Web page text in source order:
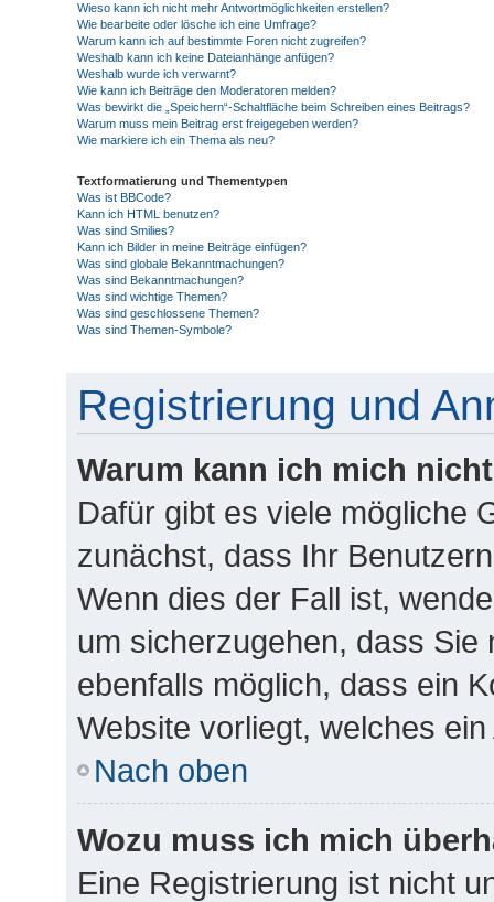
Wieso kann ich nicht mehr Antwortmöglichkeiten erstellen?
Wie bearbeite oder lösche ich eine Umfrage?
Warum kann ich auf bestimmte Foren nicht zugreifen?
Weshalb kann ich keine Dateianhänge anfügen?
Weshalb wurde ich verwarnt?
Wie kann ich Beiträge den Moderatoren melden?
Was bewirkt die „Speichern“-Schaltfläche beim Schreiben eines Beitrags?
Warum muss mein Beitrag erst freigegeben werden?
Wie markiere ich ein Thema als neu?
Textformatierung und Thementypen
Was ist BBCode?
Kann ich HTML benutzen?
Was sind Smilies?
Kann ich Bilder in meine Beiträge einfügen?
Was sind globale Bekanntmachungen?
Was sind Bekanntmachungen?
Was sind wichtige Themen?
Was sind geschlossene Themen?
Was sind Themen-Symbole?
Registrierung und
Warum kann ich mich
Dafür gibt es viele mögliche
zunächst, dass Ihr
Wenn dies der Fall ist,
um sicherzugehen, dass
ebenfalls möglich, dass ein
Website vorliegt, welches
Nach oben
Wozu muss ich mich
Eine Registrierung ist nicht